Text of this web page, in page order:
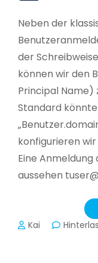
Neben der
der
können wir den
Principal Name)
Standard
konfigurieren wir
Eine
aussehen
Kai